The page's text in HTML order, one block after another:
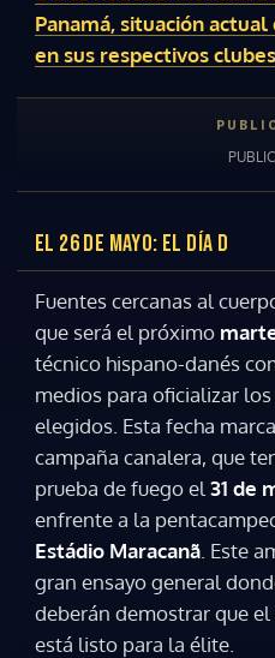
Panamá, situación
en sus respectivos clubes
EL 26 DE MAYO: EL DÍA D
Fuentes cercanas al
que será el próximo
técnico hispano-danés
medios para oficializar
elegidos. Esta fecha
campaña canalera, que
prueba de fuego el 31 de
enfrente a la
Estádio Maracanã . Este
gran ensayo general
deberán demostrar que
está listo para la élite.